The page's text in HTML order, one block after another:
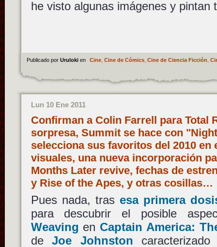
he visto algunas imágenes y pintan
Publicado por Uruloki en Cine, Cine de Cómics, Cine de Ciencia Ficción,
Lun 10 Ene 2011
Confirman a Colin Farrell para Total
sorpresa, Summit se hace con
selecciona sus favoritos del 2010 en
visuales, una nueva incorporación
Months Later revive, fechas de
y Rise of the Apes, y otras cosillas…
Pues nada, tras esa primera
para descubrir el posible
Weaving en Captain America:
deJoe Johnston